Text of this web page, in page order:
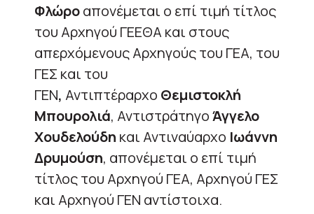
Φλώροαπονέμεται ο επί τιμή τίτλος
του Αρχηγού ΓΕΕΘΑ και στους
απερχόμενους Αρχηγούς του ΓΕΑ, του
ΓΕΣ και του
ΓΕΝ, Αντιπτέραρχο Θεμιστοκλή
Μπουρολιά, ΑντιστράτηγοΆγγελο
Χουδελούδη και Αντιναύαρχο Ιωάννη
Δρυμούση, απονέμεται ο επί τιμή
τίτλος του Αρχηγού ΓΕΑ, Αρχηγού ΓΕΣ
και Αρχηγού ΓΕΝ αντίστοιχα.